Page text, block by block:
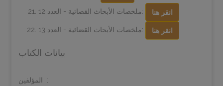
ملخصات الأبحاث القضائية - العدد 12: انقر هنا
ملخصات الأبحاث القضائية - العدد 13: انقر هنا
بيانات الكتاب
المؤلفين: